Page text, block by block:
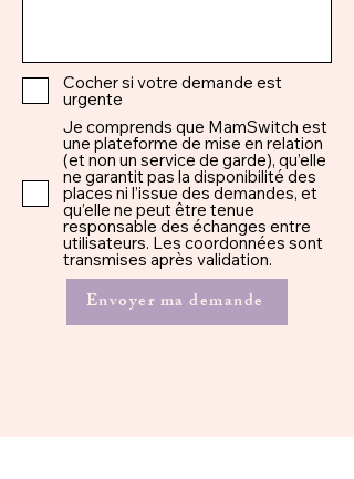
Cocher si votre demande est
urgente
Je comprends que MamSwitch est
une plateforme de mise en relation
(et non un service de garde), qu’elle
ne garantit pas la disponibilité des
places ni l’issue des demandes, et
qu’elle ne peut être tenue
responsable des échanges entre
utilisateurs. Les coordonnées sont
transmises après validation.
Envoyer ma demande